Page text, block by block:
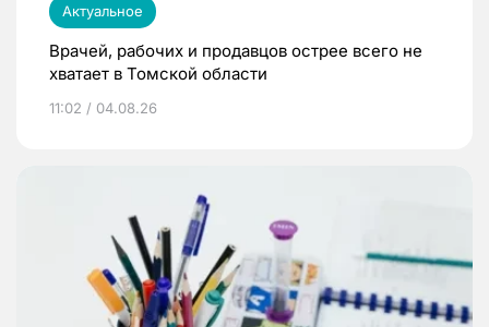
Актуальное
Врачей, рабочих и продавцов острее всего не
хватает в Томской области
11:02 / 04.08.26